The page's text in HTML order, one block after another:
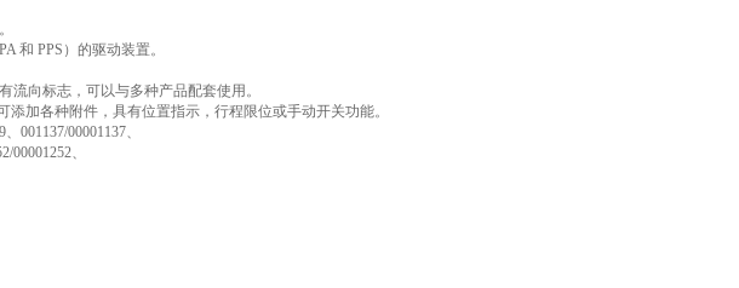
和 PPS）的驱动装置。
流向标志，可以与多种产品配套使用。
添加各种附件，具有位置指示，行程限位或手动开关功能。
001137/00001137、
00001252、